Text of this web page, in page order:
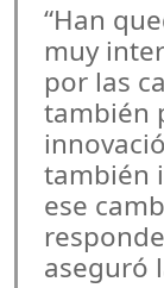
“Han
muy
por las
también
también
ese
aseguró